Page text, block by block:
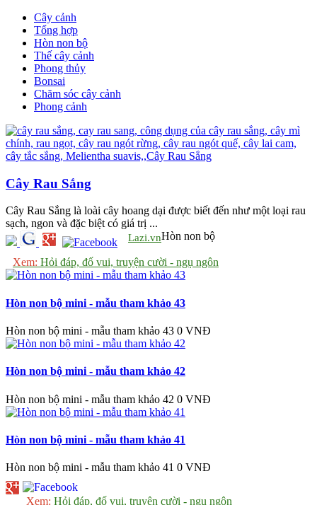
Cây cảnh
Tổng hợp
Hòn non bộ
Thế cây cảnh
Phong thủy
Bonsai
Chăm sóc cây cảnh
Phong cảnh
Cây Rau Sắng
Cây Rau Sắng là loài cây hoang dại được biết đến như một loại rau
sạch, ngon và đặc biệt có giá trị ...
Lazi.vn
Xem: Hỏi đáp, đố vui, truyện cười - ngụ ngôn
Hòn non bộ
Hòn non bộ mini - mẫu tham khảo 43
Hòn non bộ mini - mẫu tham khảo 43 0 VNĐ
Hòn non bộ mini - mẫu tham khảo 42
Hòn non bộ mini - mẫu tham khảo 42 0 VNĐ
Hòn non bộ mini - mẫu tham khảo 41
Hòn non bộ mini - mẫu tham khảo 41 0 VNĐ
Xem: Hỏi đáp, đố vui, truyện cười - ngụ ngôn